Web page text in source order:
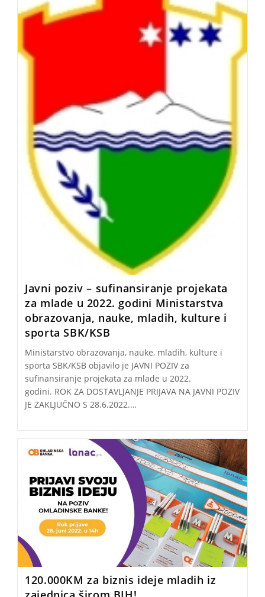
Javni poziv – sufinansiranje projekata
za mlade u 2022. godini Ministarstva
obrazovanja, nauke, mladih, kulture i
sporta SBK/KSB
Ministarstvo obrazovanja, nauke, mladih, kulture i
sporta SBK/KSB objavilo je JAVNI POZIV za
sufinansiranje projekata za mlade u 2022.
godini. ROK ZA DOSTAVLJANJE PRIJAVA NA JAVNI POZIV
JE ZAKLJUČNO S 28.6.2022.…
120.000KM za biznis ideje mladih iz